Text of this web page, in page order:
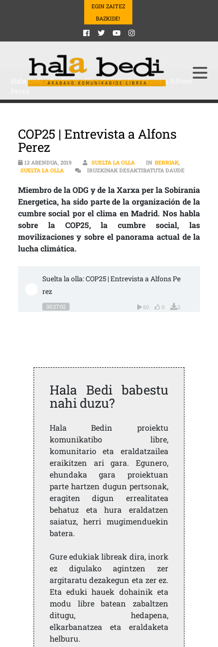
EGIN ZAITEZ
BAZKIDE!
Hala Bedi>Suelta la olla>COP25 | Entrevista a Alfons
COP25 | Entrevista a Alfons
Perez
12 ABENDUA, 2019 SUELTA LA OLLA IN BERRIAK,
SUELTA LA OLLA
IRUZKINAK DESAKTIBATUTA DAUDECOP25 |
Miembro de la ODG y de la Xarxa per la Sobirania
Energetica, ha sido parte de la organización de la
cumbre social por el clima en Madrid. Nos habla
sobre la COP25, la cumbre social, las
movilizaciones y sobre el panorama actual de la
lucha climática.
Suelta la olla: COP25 | Entrevista a Alfons Pe
rez
00:27:02 60 0 2
Hala Bedi babestu
nahi duzu?
Hala Bedin proiektu
komunikatibo libre,
komunitario eta eraldatzailea
eraikitzen ari gara. Egunero,
ehundaka gara proiektuan
parte hartzen dugun pertsonak,
eragiten digun errealitatea
behatuz eta hura eraldatzen
saiatuz, herri mugimenduekin
batera.
Gure edukiak libreak dira, inork
ez digulako agintzen zer
argitaratu dezakegun eta zer ez.
Eta eduki hauek dohainik eta
modu libre batean zabaltzen
ditugu, hedapena,
elkarbanatzea eta eraldaketa
helburu.